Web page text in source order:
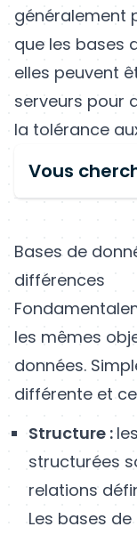
généralement
que les bases
elles peuvent
serveurs pour
la tolérance
Vous
Bases de
différences
les mêmes
données.
différente et
Structure :
structurées
relations
Les bases